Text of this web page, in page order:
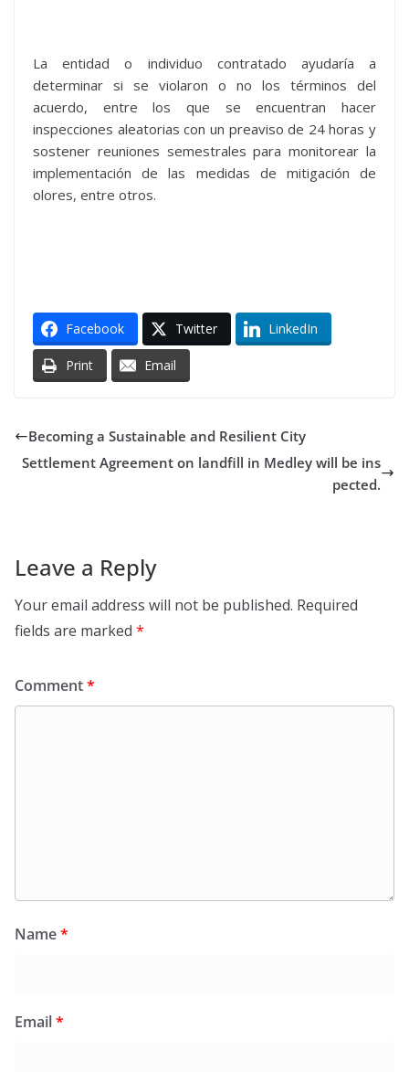
La entidad o individuo contratado ayudaría a
determinar si se violaron o no los términos del
acuerdo, entre los que se encuentran hacer
inspecciones aleatorias con un preaviso de 24 horas y
sostener reuniones semestrales para monitorear la
implementación de las medidas de mitigación de
olores, entre otros.
Facebook Twitter LinkedIn
Print Email
Becoming a Sustainable and Resilient City
Settlement Agreement on landfill in Medley will be ins
pected.
Leave a Reply
Your email address will not be published. Required
fields are marked *
Comment*
Name*
Email*